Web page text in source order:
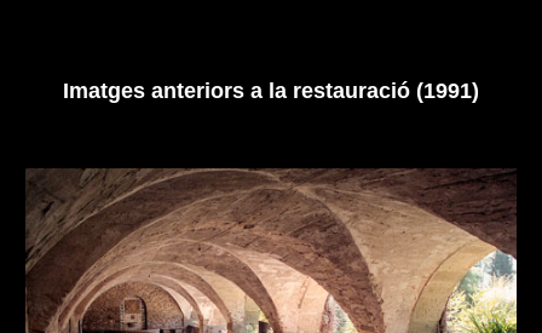
Imatges anteriors a la restauració (1991)